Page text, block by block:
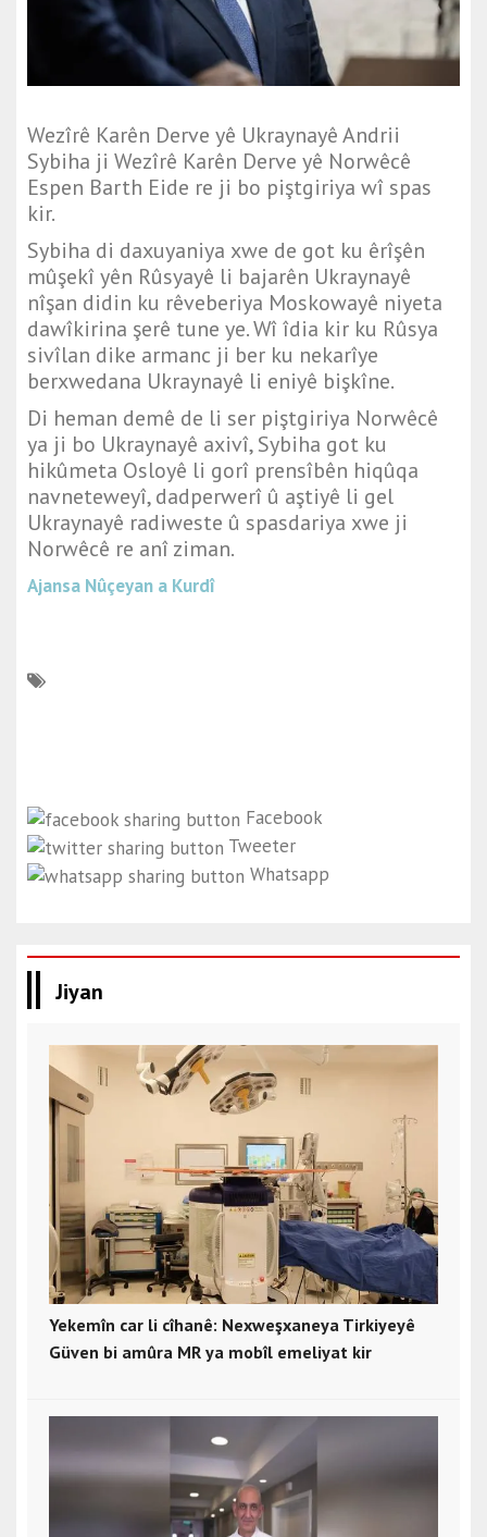
Wezîrê Karên Derve yê Ukraynayê Andrii
Sybiha ji Wezîrê Karên Derve yê Norwêcê
Espen Barth Eide re ji bo piştgiriya wî spas
kir.
Sybiha di daxuyaniya xwe de got ku êrîşên
mûşekî yên Rûsyayê li bajarên Ukraynayê
nîşan didin ku rêveberiya Moskowayê niyeta
dawîkirina şerê tune ye. Wî îdia kir ku Rûsya
sivîlan dike armanc ji ber ku nekarîye
berxwedana Ukraynayê li eniyê bişkîne.
Di heman demê de li ser piştgiriya Norwêcê
ya ji bo Ukraynayê axivî, Sybiha got ku
hikûmeta Osloyê li gorî prensîbên hiqûqa
navneteweyî, dadperwerî û aştiyê li gel
Ukraynayê radiweste û spasdariya xwe ji
Norwêcê re anî ziman.
Ajansa Nûçeyan a Kurdî
Facebook
Tweeter
Whatsapp
Jiyan
Yekemîn car li cîhanê: Nexweşxaneya Tirkiyeyê
Güven bi amûra MR ya mobîl emeliyat kir